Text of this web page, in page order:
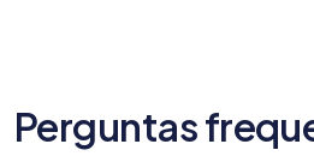
Perguntas